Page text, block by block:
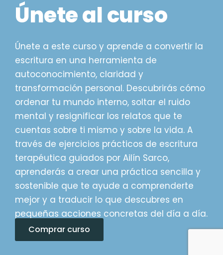
Únete al curso
Únete a este curso y aprende a convertir la
escritura en una herramienta de
autoconocimiento, claridad y
transformación personal. Descubrirás cómo
ordenar tu mundo interno, soltar el ruido
mental y resignificar los relatos que te
cuentas sobre ti mismo y sobre la vida. A
través de ejercicios prácticos de escritura
terapéutica guiados por Ailín Sarco,
aprenderás a crear una práctica sencilla y
sostenible que te ayude a comprenderte
mejor y a traducir lo que descubres en
pequeñas acciones concretas del día a día.
Comprar curso